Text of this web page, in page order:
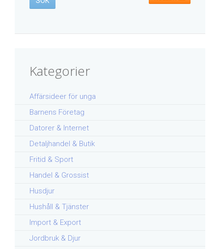
Kategorier
Affärsideer för unga
Barnens Företag
Datorer & Internet
Detaljhandel & Butik
Fritid & Sport
Handel & Grossist
Husdjur
Hushåll & Tjänster
Import & Export
Jordbruk & Djur